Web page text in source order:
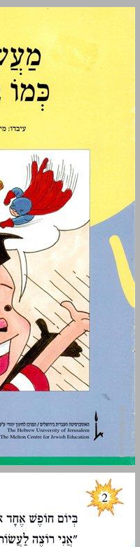
מעשה טוב כמו בסרטים ... 0